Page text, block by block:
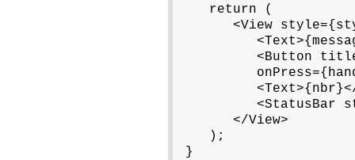
return (
<View
<Button
<Text>{nbr}</
<StatusBar
</View>
);
}